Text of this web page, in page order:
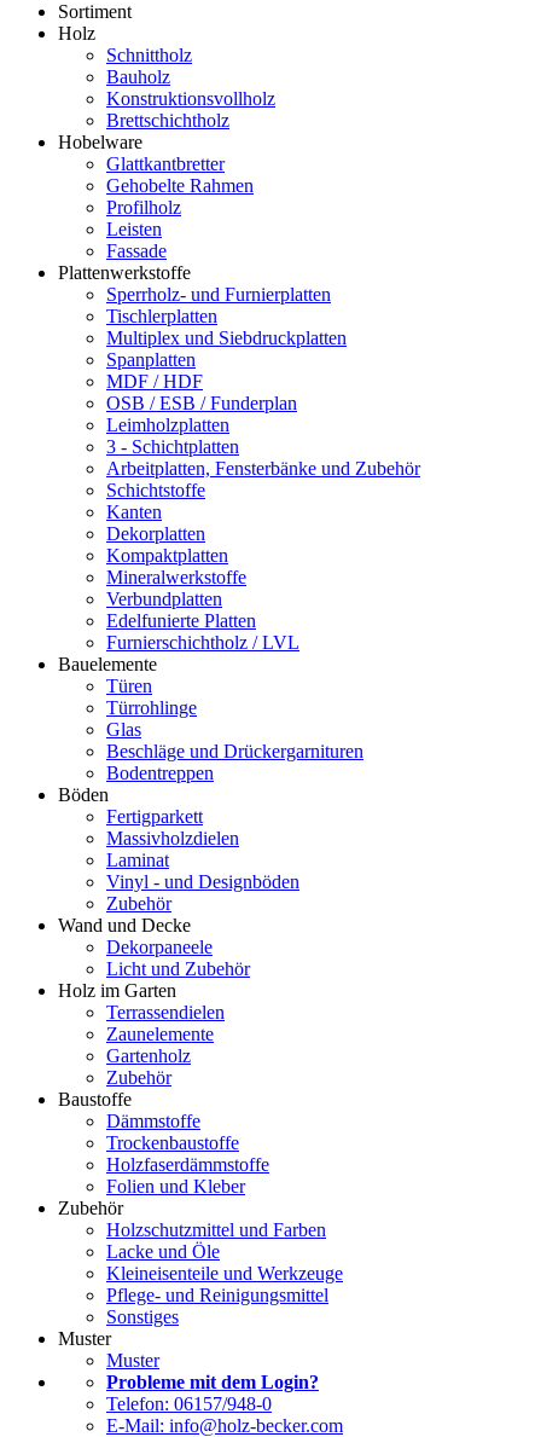
Sortiment
Holz
Schnittholz
Bauholz
Konstruktionsvollholz
Brettschichtholz
Hobelware
Glattkantbretter
Gehobelte Rahmen
Profilholz
Leisten
Fassade
Plattenwerkstoffe
Sperrholz- und Furnierplatten
Tischlerplatten
Multiplex und Siebdruckplatten
Spanplatten
MDF / HDF
OSB / ESB / Funderplan
Leimholzplatten
3 - Schichtplatten
Arbeitplatten, Fensterbänke und Zubehör
Schichtstoffe
Kanten
Dekorplatten
Kompaktplatten
Mineralwerkstoffe
Verbundplatten
Edelfunierte Platten
Furnierschichtholz / LVL
Bauelemente
Türen
Türrohlinge
Glas
Beschläge und Drückergarnituren
Bodentreppen
Böden
Fertigparkett
Massivholzdielen
Laminat
Vinyl - und Designböden
Zubehör
Wand und Decke
Dekorpaneele
Licht und Zubehör
Holz im Garten
Terrassendielen
Zaunelemente
Gartenholz
Zubehör
Baustoffe
Dämmstoffe
Trockenbaustoffe
Holzfaserdämmstoffe
Folien und Kleber
Zubehör
Holzschutzmittel und Farben
Lacke und Öle
Kleineisenteile und Werkzeuge
Pflege- und Reinigungsmittel
Sonstiges
Muster
Muster
Probleme mit dem Login?
Telefon: 06157/948-0
E-Mail: info@holz-becker.com